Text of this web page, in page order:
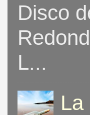
Disco
L...
La